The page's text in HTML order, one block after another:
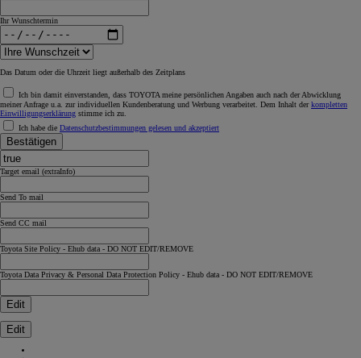
Ihr Wunschtermin
Das Datum oder die Uhrzeit liegt außerhalb des Zeitplans
Ich bin damit einverstanden, dass TOYOTA meine persönlichen Angaben auch nach der Abwicklung
meiner Anfrage u.a. zur individuellen Kundenberatung und Werbung verarbeitet. Dem Inhalt derkompletten
Einwilligungserklärung stimme ich zu.
Ich habe die Datenschutzbestimmungen gelesen und akzeptiert
Bestätigen
Target email (extraInfo)
Send To mail
Send CC mail
Toyota Site Policy - Ehub data - DO NOT EDIT/REMOVE
Toyota Data Privacy & Personal Data Protection Policy - Ehub data - DO NOT EDIT/REMOVE
Edit
Edit